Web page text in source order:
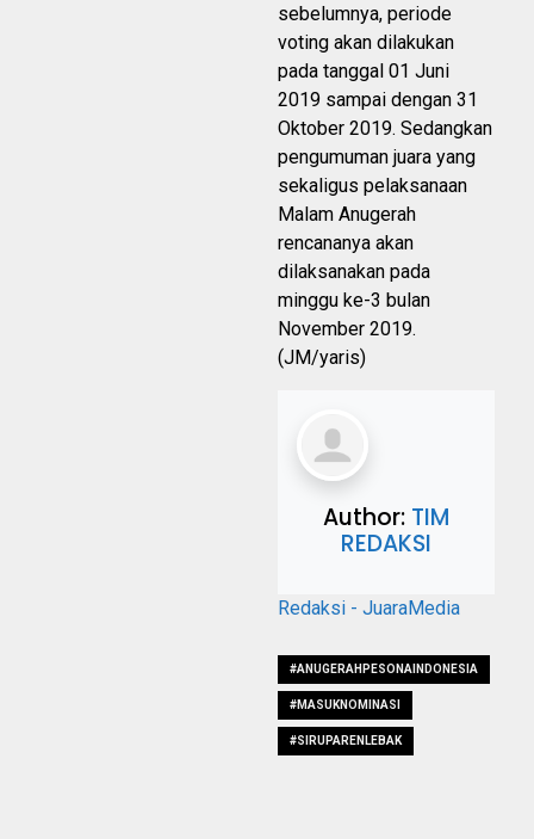
sebelumnya, periode
voting akan dilakukan
pada tanggal 01 Juni
2019 sampai dengan 31
Oktober 2019. Sedangkan
pengumuman juara yang
sekaligus pelaksanaan
Malam Anugerah
rencananya akan
dilaksanakan pada
minggu ke-3 bulan
November 2019.
(JM/yaris)
Author: TIM
REDAKSI
Redaksi - JuaraMedia
#ANUGERAHPESONAINDONESIA
#MASUKNOMINASI
#SIRUPARENLEBAK